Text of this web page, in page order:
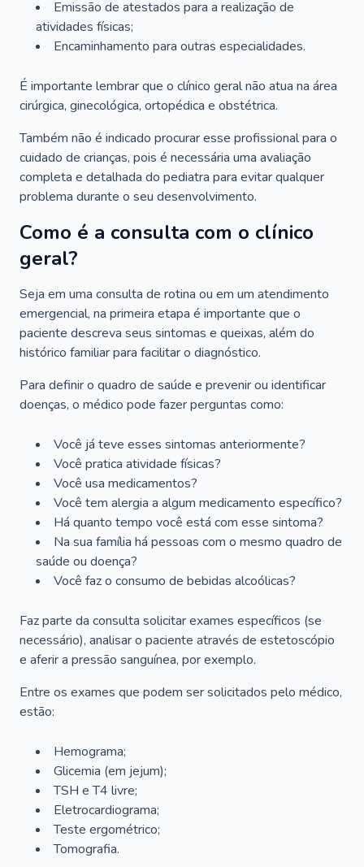
Emissão de atestados para a realização de
atividades físicas;
Encaminhamento para outras especialidades.
É importante lembrar que o clínico geral não atua na área
cirúrgica, ginecológica, ortopédica e obstétrica.
Também não é indicado procurar esse profissional para o
cuidado de crianças, pois é necessária uma avaliação
completa e detalhada do pediatra para evitar qualquer
problema durante o seu desenvolvimento.
Como é a consulta com o clínico
geral?
Seja em uma consulta de rotina ou em um atendimento
emergencial, na primeira etapa é importante que o
paciente descreva seus sintomas e queixas, além do
histórico familiar para facilitar o diagnóstico.
Para definir o quadro de saúde e prevenir ou identificar
doenças, o médico pode fazer perguntas como:
Você já teve esses sintomas anteriormente?
Você pratica atividade físicas?
Você usa medicamentos?
Você tem alergia a algum medicamento específico?
Há quanto tempo você está com esse sintoma?
Na sua família há pessoas com o mesmo quadro de
saúde ou doença?
Você faz o consumo de bebidas alcoólicas?
Faz parte da consulta solicitar exames específicos (se
necessário), analisar o paciente através de estetoscópio
e aferir a pressão sanguínea, por exemplo.
Entre os exames que podem ser solicitados pelo médico,
estão:
Hemograma;
Glicemia (em jejum);
TSH e T4 livre;
Eletrocardiograma;
Teste ergométrico;
Tomografia.